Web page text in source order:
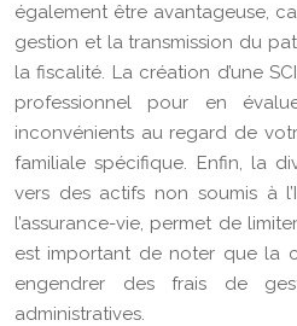
également être avantageuse,
gestion et la transmission du
la fiscalité. La création d’une
professionnel pour en
inconvénients au regard de
familiale spécifique. Enfin, la
vers des actifs non soumis à
l’assurance-vie, permet de
est important de noter que la
engendrer des frais de
administratives.